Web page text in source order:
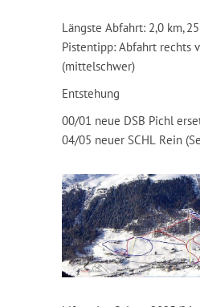
Längste Abfahrt: 2,0 km,
Pistentipp: Abfahrt rechts
(mittelschwer)
Entstehung
00/01 neue DSB Pichl
04/05 neuer SCHL Rein